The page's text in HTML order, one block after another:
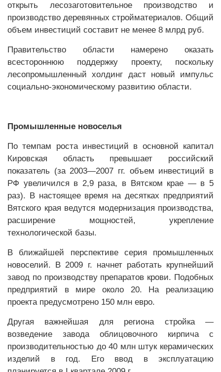
открыть лесозаготовительное производство и
производство деревянных стройматериалов. Общий
объем инвестиций составит не менее 8 млрд руб.
Правительство области намерено оказать
всестороннюю поддержку проекту, поскольку
лесопромышленный холдинг даст новый импульс
социально-экономическому развитию области.
Промышленные новоселья
По темпам роста инвестиций в основной капитал
Кировская область превышает российский
показатель (за 2003—2007 гг. объем инвестиций в
РФ увеличился в 2,9 раза, в Вятском крае — в 5
раз). В настоящее время на десятках предприятий
Вятского края ведутся модернизация производства,
расширение мощностей, укрепление
технологической базы.
В ближайшей перспективе серия промышленных
новоселий. В 2009 г. начнет работать крупнейший
завод по производству препаратов крови. Подобных
предприятий в мире около 20. На реализацию
проекта предусмотрено 150 млн евро.
Другая важнейшая для региона стройка —
возведение завода облицовочного кирпича с
производительностью до 40 млн штук керамических
изделий в год. Его ввод в эксплуатацию